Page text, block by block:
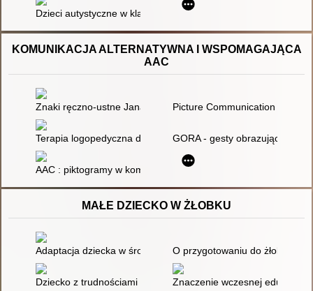
Dzieci autystyczne w klasach integracyjnych
KOMUNIKACJA ALTERNATYWNA I WSPOMAGAJĄCA
AAC
Znaki ręczno-ustne Jana Siestrzyńskiego jako początek
Picture Communication
Terapia logopedyczna dzieci z zaburzeniami słuchu i mowy :
GORA - gesty obrazujące
AAC : piktogramy w komunikacji i edukacji osób z autyzmem
MAŁE DZIECKO W ŻŁOBKU
Adaptacja dziecka w środowisku edukacyjnym a
O przygotowaniu do żłobka
Dziecko z trudnościami rozwojowymi : jak mu pomóc w
Znaczenie wczesnej edukacji